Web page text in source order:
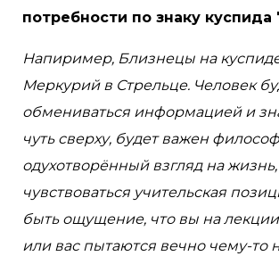
потребности по знаку куспида
Напиример, Близнецы на
Меркурий в Стрельце. Человек
обмениваться информацией и
чуть сверху, будет важен
одухотворённый взгляд на
чувствоваться учительская
быть ощущение, что вы на
или вас пытаются вечно чему-то